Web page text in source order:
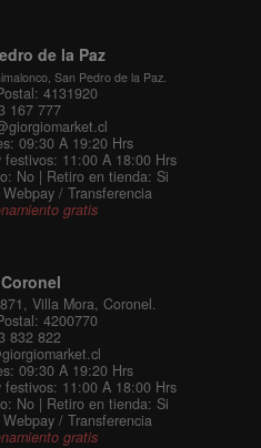
de la Paz
San Pedro de la Paz.
4131920
167 777
09:30 A 19:20 Hrs
festivos: 11:00 A 18:00 Hrs
No | Retiro en tienda: Si
/ Transferencia
gratis
Villa Mora, Coronel.
4200770
832 822
09:30 A 19:20 Hrs
festivos: 11:00 A 18:00 Hrs
No | Retiro en tienda: Si
/ Transferencia
gratis